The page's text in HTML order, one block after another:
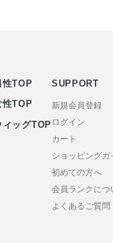
性TOP
性TOP
ィッグTOP
SUPPORT
新規会員登録
ログイン
カート
ショッピングガ
初めての方へ
会員ランクにつ
よくあるご質問